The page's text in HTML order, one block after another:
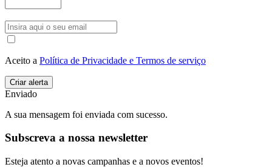
Aceito a Política de Privacidade e Termos de serviço
Enviado
A sua mensagem foi enviada com sucesso.
Subscreva a nossa newsletter
Esteja atento a novas campanhas e a novos eventos!